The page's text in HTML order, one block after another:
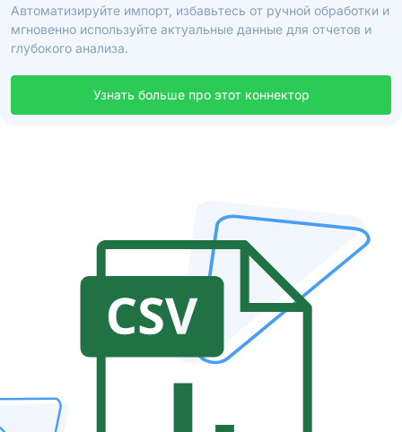
Автоматизируйте импорт, избавьтесь от ручной обработки и
мгновенно используйте актуальные данные для отчетов и
глубокого анализа.
Узнать больше про этот коннектор